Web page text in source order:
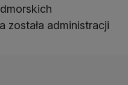
została administracji